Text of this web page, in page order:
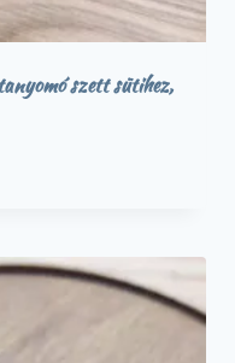
szett sütihez,